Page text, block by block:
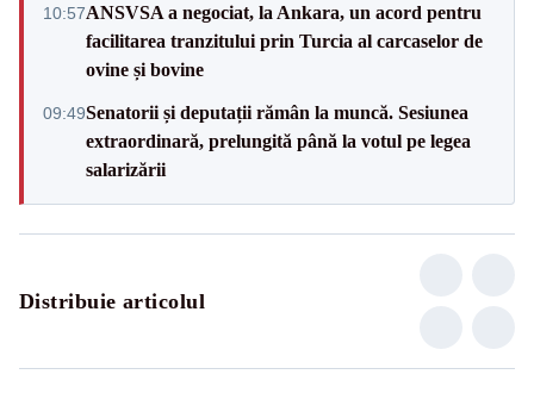
10:57ANSVSA a negociat, la Ankara, un acord pentru
facilitarea tranzitului prin Turcia al carcaselor de
ovine și bovine
09:49Senatorii și deputații rămân la muncă. Sesiunea
extraordinară, prelungită până la votul pe legea
salarizării
Distribuie articolul